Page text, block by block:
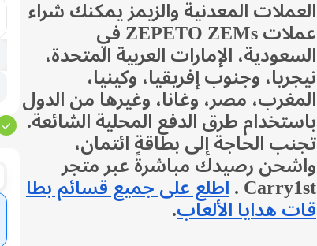
العملات المعدنية والزيمز يمكنك شراء
عملات ZEPETO ZEMs في
السعودية، الإمارات العربية المتحدة،
نيجريا، وجنوب إفريقيا، وكينيا،
المغرب، مصر، وغانا، وغيرها من الدول
باستخدام طرق الدفع المحلية الشائعة.
تجنب الحاجة إلى بطاقة ائتمان،
واشحن رصيدك مباشرةً عبر متجر
Carry1st .
اطلع على جميع قسائم بطا
قات هدايا الألعاب.